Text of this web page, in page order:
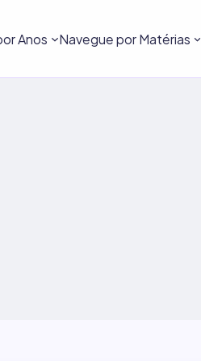
Anos Navegue por Matérias